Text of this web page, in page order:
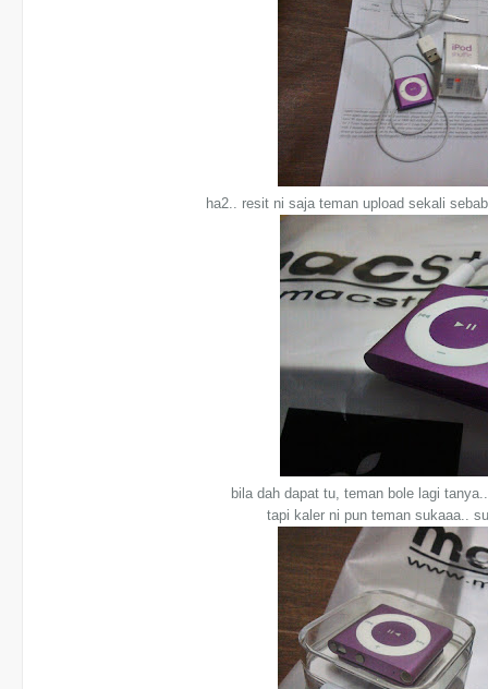
ha2.. resit ni saja teman upload sekali
bila dah dapat tu, teman bole lagi
tapi kaler ni pun teman sukaaa..